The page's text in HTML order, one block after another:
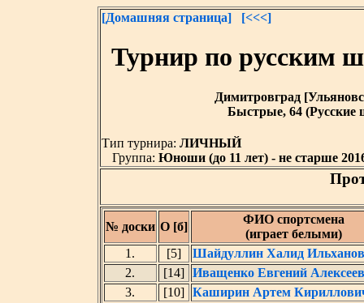
[Домашняя страница] [<<<]
Турнир по русским
Димитровград
Быстрые, 64 (Русские
Тип турнира: ЛИЧНЫЙ
Группа: Юноши (до 11 лет) - не старше
№ доски О [б]
ФИО спортсмена
(играет белыми)
1.
[5]
Шайдуллин Халид
2.
[14]
Иващенко Евгений
3.
[10]
Каширин Артем